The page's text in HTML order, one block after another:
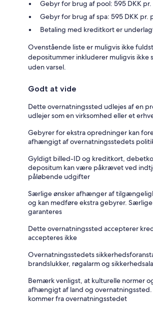
Gebyr for brug af pool: 595 DKK
Gebyr for brug af spa: 595 DKK pr.
Betaling med kreditkort er
Ovenstående liste er muligvis ikke
depositummer inkluderer muligvis ikke
uden varsel.
Godt at vide
Dette overnatningssted udlejes af en
udlejer som en virksomhed eller et
Gebyrer for ekstra opredninger kan
afhængigt af overnatningsstedets
Gyldigt billed-ID og kreditkort,
depositum kan være påkrævet ved
påløbende udgifter
Særlige ønsker afhænger af
og kan medføre ekstra gebyrer. Særlige
garanteres
Dette overnatningssted accepterer
accepteres ikke
Overnatningsstedets
brandslukker, røgalarm og
Bemærk venligst, at kulturelle normer
afhængigt af land og
kommer fra overnatningsstedet